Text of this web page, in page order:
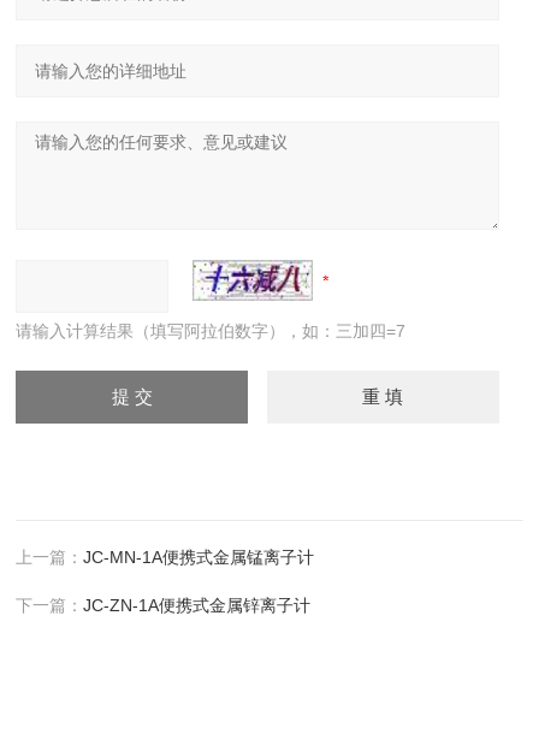
请输入计算结果（填写阿拉伯数字），如：三加四=7
上一篇：JC-MN-1A便携式金属锰离子计
下一篇：JC-ZN-1A便携式金属锌离子计